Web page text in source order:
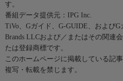
す。
番組データ提供元：IPG Inc.
TiVo、Gガイド、G-GUIDE、および
Brands LLCおよび／またはその関連
たは登録商標です。
このホームページに掲載している記
複写・転載を禁じます。